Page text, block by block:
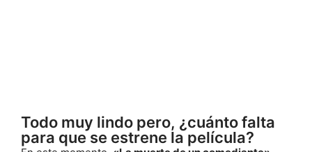
Todo muy lindo pero, ¿cuánto falta
para que se estrene la película?